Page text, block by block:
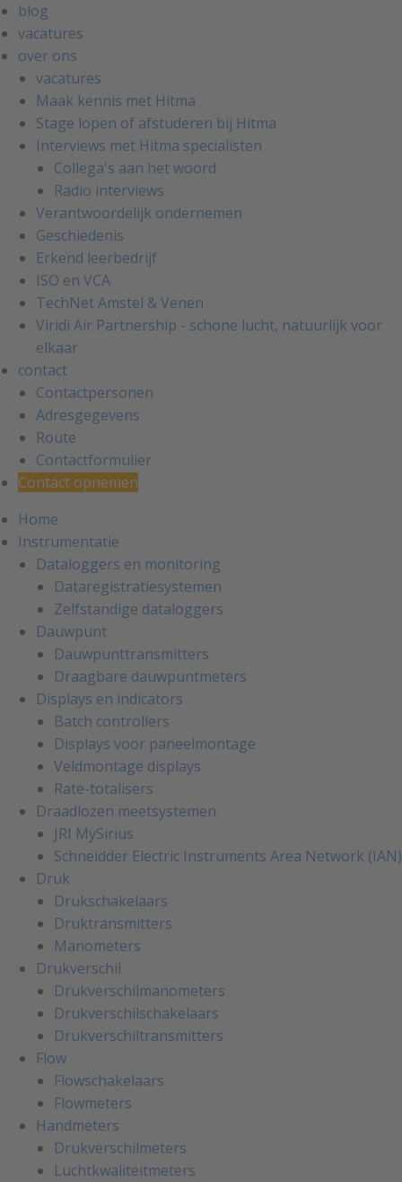
blog
vacatures
over ons
vacatures
Maak kennis met Hitma
Stage lopen of afstuderen bij Hitma
Interviews met Hitma specialisten
Collega's aan het woord
Radio interviews
Verantwoordelijk ondernemen
Geschiedenis
Erkend leerbedrijf
ISO en VCA
TechNet Amstel & Venen
Viridi Air Partnership - schone lucht, natuurlijk voor
elkaar
contact
Contactpersonen
Adresgegevens
Route
Contactformulier
Contact opnemen
Home
Instrumentatie
Dataloggers en monitoring
Dataregistratiesystemen
Zelfstandige dataloggers
Dauwpunt
Dauwpunttransmitters
Draagbare dauwpuntmeters
Displays en indicators
Batch controllers
Displays voor paneelmontage
Veldmontage displays
Rate-totalisers
Draadlozen meetsystemen
JRI MySirius
Schneidder Electric Instruments Area Network (IAN)
Druk
Drukschakelaars
Druktransmitters
Manometers
Drukverschil
Drukverschilmanometers
Drukverschilschakelaars
Drukverschiltransmitters
Flow
Flowschakelaars
Flowmeters
Handmeters
Drukverschilmeters
Luchtkwaliteitmeters